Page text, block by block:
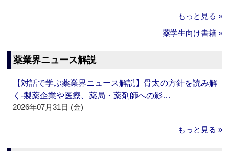
もっと見る »
薬学生向け書籍 »
薬業界ニュース解説
【対話で学ぶ薬業界ニュース解説】骨太の方針を読み解
く‐製薬企業や医療、薬局・薬剤師への影…
2026年07月31日 (金)
もっと見る »